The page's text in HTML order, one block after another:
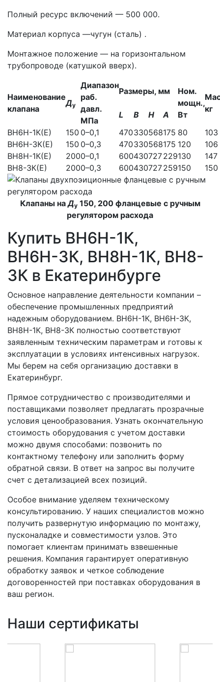
Полный ресурс включений — 500 000.
Материал корпуса —чугун (сталь) .
Монтажное положение — на горизонтальном
трубопроводе (катушкой вверх).
Наименование
клапана
Ду
Диапазон
раб.
давл.
МПа
Размеры, мм
Ном.
мощн.,
Вт
кг
L В Н
А
ВН6Н-1К(Е)
150 0–0,1 470330568175 80
103
ВН6Н-3К(Е)
150 0–0,3 470330568175 120
106
ВН8Н-1К(Е)
2000–0,1 600430727229130
147
ВН8-3К(Е)
2000–0,3 600430727259150 150
Клапаны наДу150, 200 фланцевые с ручным
регулятором расхода
Купить ВН6Н-1К,
ВН6Н-3К, ВН8Н-1К, ВН8-
3К в Екатеринбурге
Основное направление деятельности компании –
обеспечение промышленных предприятий
надежным оборудованием. ВН6Н-1К, ВН6Н-3К,
ВН8Н-1К, ВН8-3К полностью соответствуют
заявленным техническим параметрам и готовы к
эксплуатации в условиях интенсивных нагрузок.
Мы берем на себя организацию доставки в
Екатеринбург.
Прямое сотрудничество с производителями и
поставщиками позволяет предлагать прозрачные
условия ценообразования. Узнать окончательную
стоимость оборудования с учетом доставки
можно двумя способами: позвонить по
контактному телефону или заполнить форму
обратной связи. В ответ на запрос вы получите
счет с детализацией всех позиций.
Особое внимание уделяем техническому
консультированию. У наших специалистов можно
получить развернутую информацию по монтажу,
пусконаладке и совместимости узлов. Это
помогает клиентам принимать взвешенные
решения. Компания гарантирует оперативную
обработку заявок и четкое соблюдение
договоренностей при поставках оборудования в
ваш регион.
Наши сертификаты